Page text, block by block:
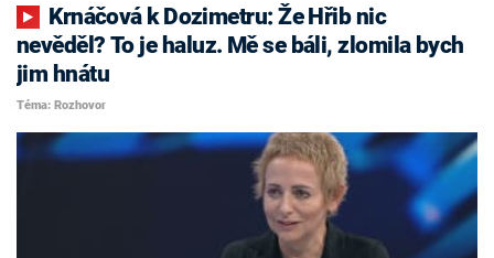
nevěděl? To je haluz. Mě se báli, zlomila bych
jim hnátu
Téma: Rozhovor